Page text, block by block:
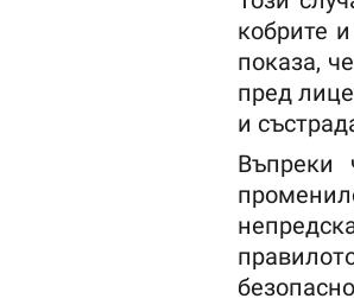
кобрите
показа,
пред
и
Въпреки